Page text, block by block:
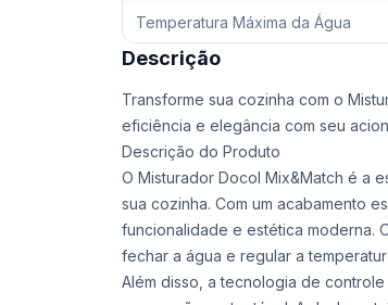
Temperatura Máxima da Água
Descrição
Transforme sua cozinha com o
eficiência e elegância com seu
Descrição do Produto
O Misturador Docol Mix&Match é a
sua cozinha. Com um acabamento
funcionalidade e estética moderna.
fechar a água e regular a
Além disso, a tecnologia de